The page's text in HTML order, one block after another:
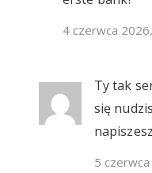
4 czerwca
Ty tak
się
5